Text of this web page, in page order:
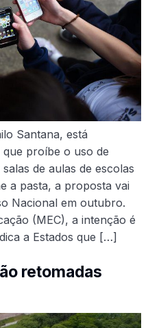
Santana, está
proíbe o uso de
de aulas de escolas
a pasta, a proposta vai
Nacional em outubro.
(MEC), a intenção é
a Estados que […]
retomadas